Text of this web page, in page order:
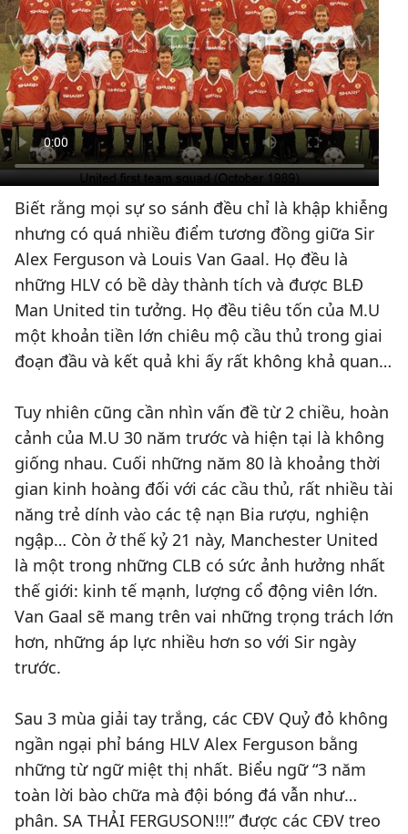
Biết rằng mọi sự so sánh đều chỉ là khập khiễng
nhưng có quá nhiều điểm tương đồng giữa Sir
Alex Ferguson và Louis Van Gaal. Họ đều là
những HLV có bề dày thành tích và được BLĐ
Man United tin tưởng. Họ đều tiêu tốn của M.U
một khoản tiền lớn chiêu mộ cầu thủ trong giai
đoạn đầu và kết quả khi ấy rất không khả quan…
Tuy nhiên cũng cần nhìn vấn đề từ 2 chiều, hoàn
cảnh của M.U 30 năm trước và hiện tại là không
giống nhau. Cuối những năm 80 là khoảng thời
gian kinh hoàng đối với các cầu thủ, rất nhiều tài
năng trẻ dính vào các tệ nạn Bia rượu, nghiện
ngập… Còn ở thế kỷ 21 này, Manchester United
là một trong những CLB có sức ảnh hưởng nhất
thế giới: kinh tế mạnh, lượng cổ động viên lớn.
Van Gaal sẽ mang trên vai những trọng trách lớn
hơn, những áp lực nhiều hơn so với Sir ngày
trước.
Sau 3 mùa giải tay trắng, các CĐV Quỷ đỏ không
ngần ngại phỉ báng HLV Alex Ferguson bằng
những từ ngữ miệt thị nhất. Biểu ngữ “3 năm
toàn lời bào chữa mà đội bóng đá vẫn như…
phân. SA THẢI FERGUSON!!!” được các CĐV treo